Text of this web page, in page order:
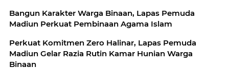
Bangun Karakter Warga Binaan, Lapas Pemuda
Madiun Perkuat Pembinaan Agama Islam
Perkuat Komitmen Zero Halinar, Lapas Pemuda
Madiun Gelar Razia Rutin Kamar Hunian Warga
Binaan